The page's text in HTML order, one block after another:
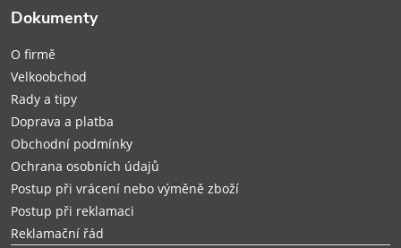
Dokumenty
O firmě
Velkoobchod
Rady a tipy
Doprava a platba
Obchodní podmínky
Ochrana osobních údajů
Postup při vrácení nebo výměně zboží
Postup při reklamaci
Reklamační řád